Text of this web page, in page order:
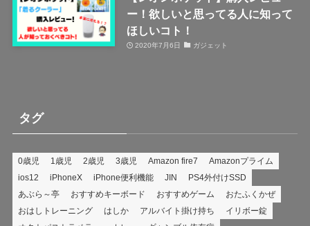
ー！欲しいと思ってる人に知って
ほしいコト！
2020年7月6日 ガジェット
タグ
0歳児 1歳児 2歳児 3歳児 Amazon fire7
Amazonプライム
ios12
iPhoneX iPhone便利機能 JIN
PS4外付けSSD
あぶら～亭
おすすめキーボード おすすめゲーム
おたふくかぜ
おはしトレーニング
はしか アルバイト掛け持ち
イリボー錠